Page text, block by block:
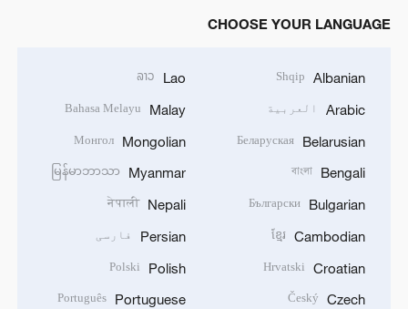
CHOOSE YOUR LANGUAGE
Albanian
Shqip
Arabic العربية
Belarusian
Беларуская
Bengali
বাংলা
Bulgarian
Български
Cambodian
ខ្មែរ
Croatian
Hrvatski
Czech
Český
Lao
ລາວ
Malay
Bahasa Melayu
Mongolian
Монгол
Myanmar
မြန်မာဘာသာ
Nepali
नेपाली
Persian فارسی
Polish
Polski
Portuguese
Português